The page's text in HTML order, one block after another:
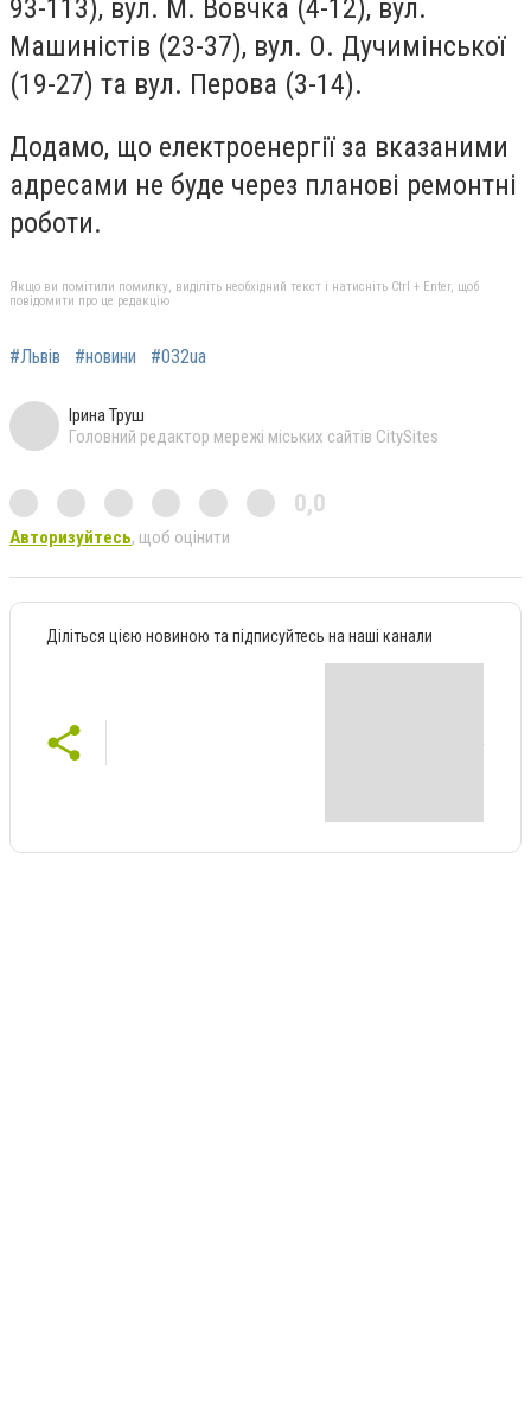
93-113), вул. М. Вовчка (4-12), вул.
Машиністів (23-37), вул. О. Дучимінської
(19-27) та вул. Перова (3-14).
Додамо, що електроенергії за вказаними
адресами не буде через планові ремонтні
роботи.
Якщо ви помітили помилку, виділіть необхідний текст і натисніть Ctrl + Enter, щоб
повідомити про це редакцію
#Львів #новини #032ua
Ірина Труш
Головний редактор мережі міських сайтів CitySites
0,0
Авторизуйтесь, щоб оцінити
Діліться цією новиною та підписуйтесь на наші канали